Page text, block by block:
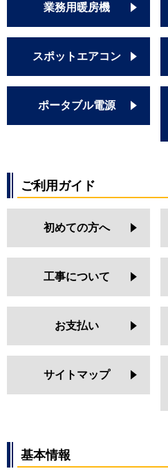
業務用暖房機
スポットエアコン
ポータブル電源
ご利用ガイド
初めての方へ
工事について
お支払い
サイトマップ
基本情報